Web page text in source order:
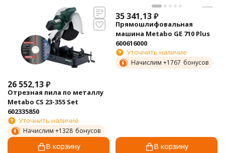
26 552,13₽
Отрезная пила по металлу
Metabo CS 23-355 Set
602335850
Уточнить наличие
Начислим +1328 бонусов
В корзину
35 341,13₽
Прямошлифовальная
машина Metabo GE 710 Plus
600616000
Уточнить наличие
Начислим +1767 бонусов
В корзину